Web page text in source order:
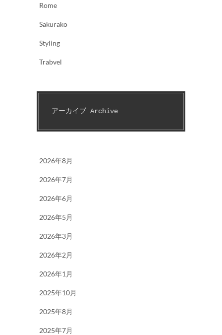
Rome
Sakurako
Styling
Trabvel
アーカイブ Archive
2026年8月
2026年7月
2026年6月
2026年5月
2026年3月
2026年2月
2026年1月
2025年10月
2025年8月
2025年7月